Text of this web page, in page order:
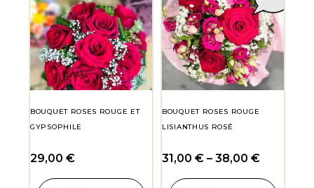
BOUQUET ROSES ROUGE ET
GYPSOPHILE
29,00 €
BOUQUET ROSES ROUGE
LISIANTHUS ROSÉ
31,00 € – 38,00 €